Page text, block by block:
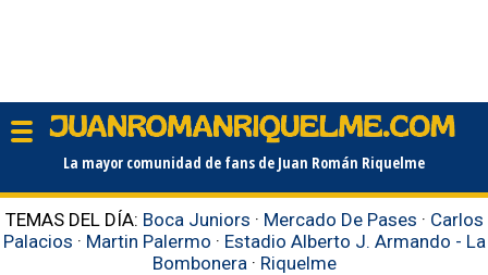
La mayor comunidad de fans de Juan Román Riquelme
TEMAS DEL DÍA: Boca Juniors · Mercado De Pases · Carlos
Palacios · Martin Palermo · Estadio Alberto J. Armando - La
Bombonera · Riquelme